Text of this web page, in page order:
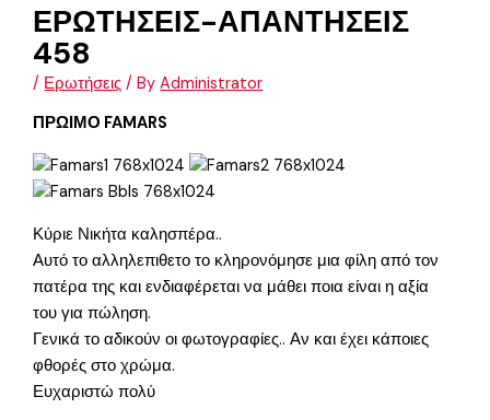
ΕΡΩΤΗΣΕΙΣ-ΑΠΑΝΤΗΣΕΙΣ
458
/ Ερωτήσεις / ByAdministrator
ΠΡΩΙΜΟ FAMARS
Κύριε Νικήτα καλησπέρα..
Αυτό το αλληλεπιθετο το κληρονόμησε μια φίλη από τον
πατέρα της και ενδιαφέρεται να μάθει ποια είναι η αξία
του για πώληση.
Γενικά το αδικούν οι φωτογραφίες.. Αν και έχει κάποιες
φθορές στο χρώμα.
Ευχαριστώ πολύ